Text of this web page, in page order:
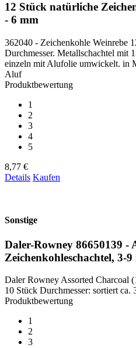
12 Stück natürliche
- 6 mm
362040 - Zeichenkohle Weinrebe
Durchmesser. Metallschachtel mit
einzeln mit Alufolie umwickelt. in
Aluf
Produktbewertung
1
2
3
4
5
8,77 €
Details Kaufen
Sonstige
Daler-Rowney 86650139 -
Zeichenkohleschachtel, 3-9
Daler Rowney Assorted Charcoal
10 Stück Durchmesser: sortiert ca.
Produktbewertung
1
2
3